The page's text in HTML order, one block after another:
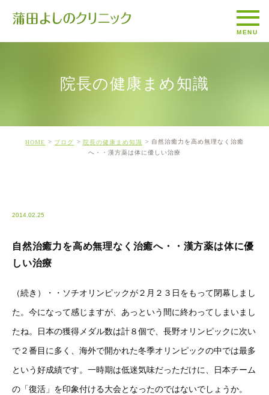
院長の健康まめ知識
HOME ブログ 院長の健康まめ知識
自然治癒力を高め無理なく治癒
へ・・漢方薬は体に優しい治療
2014.02.25
自然治癒力を高め無理なく治癒へ・・漢方薬は体に優
しい治療
（続き）・・ソチオリンピックが２月２３日をもって閉幕しまし
た。今になって感じますが、あっという間に終わってしまいまし
たね。日本の獲得メダル数は計８個で、長野オリンピックに次い
で２番目に多く、海外で開かれた冬季オリンピックの中では最多
という好成績です。一時期は低迷気味だっただけに、日本チーム
の「復活」を印象付ける大会となったのではないでしょうか。